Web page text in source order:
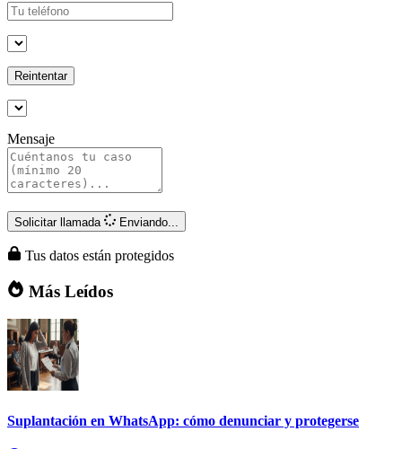
Reintentar
Mensaje
Solicitar llamada Enviando...
Tus datos están protegidos
Más Leídos
Suplantación en WhatsApp: cómo denunciar y protegerse